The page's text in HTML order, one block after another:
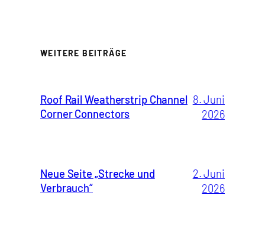
WEITERE BEITRÄGE
Roof Rail Weatherstrip Channel
Corner Connectors
8. Juni
2026
Neue Seite „Strecke und
Verbrauch“
2. Juni
2026